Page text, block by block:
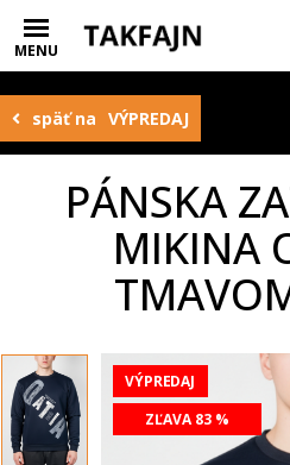
MENU
späť na VÝPREDAJ
PÁNSKA
MIKINA
VÝPREDAJ
ZĽAVA 83 %